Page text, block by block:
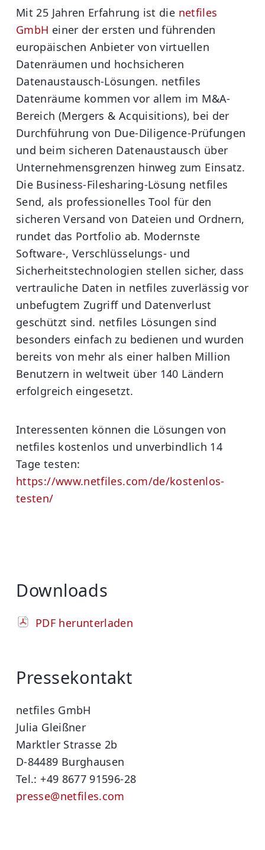
Mit 25 Jahren Erfahrung ist die netfiles
GmbH einer der ersten und führenden
europäischen Anbieter von virtuellen
Datenräumen und hochsicheren
Datenaustausch-Lösungen. netfiles
Datenräume kommen vor allem im M&A-
Bereich (Mergers & Acquisitions), bei der
Durchführung von Due-Diligence-Prüfungen
und beim sicheren Datenaustausch über
Unternehmensgrenzen hinweg zum Einsatz.
Die Business-Filesharing-Lösung netfiles
Send, als professionelles Tool für den
sicheren Versand von Dateien und Ordnern,
rundet das Portfolio ab. Modernste
Software-, Verschlüsselungs- und
Sicherheitstechnologien stellen sicher, dass
vertrauliche Daten in netfiles zuverlässig vor
unbefugtem Zugriff und Datenverlust
geschützt sind. netfiles Lösungen sind
besonders einfach zu bedienen und wurden
bereits von mehr als einer halben Million
Benutzern in weltweit über 140 Ländern
erfolgreich eingesetzt.
Interessenten können die Lösungen von
netfiles kostenlos und unverbindlich 14
Tage testen:
https://www.netfiles.com/de/kostenlos-
testen/
Downloads
PDF herunterladen
Pressekontakt
netfiles GmbH
Julia Gleißner
Marktler Strasse 2b
D-84489 Burghausen
Tel.: +49 8677 91596-28
presse@netfiles.com